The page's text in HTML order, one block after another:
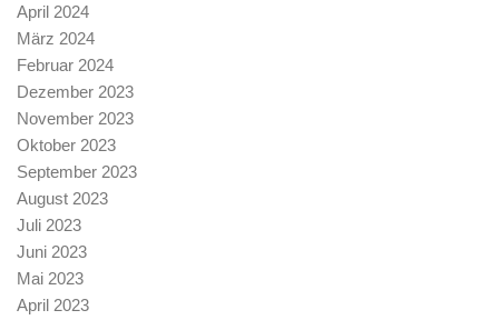
April 2024
März 2024
Februar 2024
Dezember 2023
November 2023
Oktober 2023
September 2023
August 2023
Juli 2023
Juni 2023
Mai 2023
April 2023